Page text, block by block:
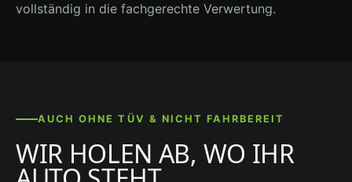
vollständig in die fachgerechte Verwertung.
AUCH OHNE TÜV & NICHT FAHRBEREIT
WIR HOLEN AB, WO IHR